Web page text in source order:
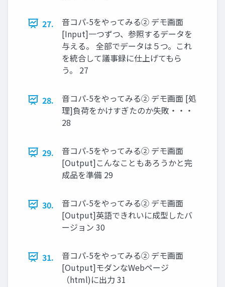
27.
音コパ-5をやってみる② デモ画面
[Input]一つずつ、参照するデータを
与える。 全部でデータは５つ。これ
を統合して議事録に仕上げてもら
う。 27
28.
音コパ-5をやってみる② デモ画面 [処
理]負荷をかけすぎたのか失敗・・・
28
29.
音コパ-5をやってみる② デモ画面
[Output]こんなこともあろうかと完
成品を準備 29
30.
音コパ-5をやってみる② デモ画面
[Output]英語できれいに成型したバ
ージョン 30
31.
音コパ-5をやってみる② デモ画面
[Output]モダンなWebページ
（html)に出力 31